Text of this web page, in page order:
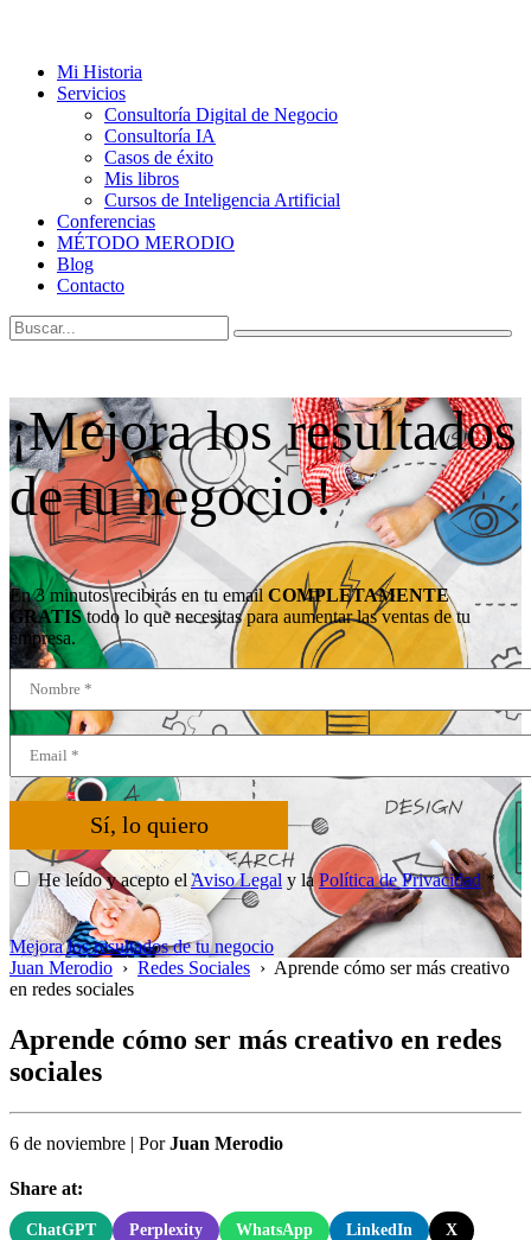
Mi Historia
Servicios
Consultoría Digital de Negocio
Consultoría IA
Casos de éxito
Mis libros
Cursos de Inteligencia Artificial
Conferencias
MÉTODO MERODIO
Blog
Contacto
¡Mejora los resultados
de tu negocio!
En 3 minutos recibirás en tu emailCOMPLETAMENTE
GRATIStodo lo que necesitas para aumentar las ventas de tu
empresa.
Sí, lo quiero
He leído y acepto elAviso Legal y laPolítica de Privacidad *
Mejora los resultados de tu negocio
Juan Merodio › Redes Sociales › Aprende cómo ser más creativo
en redes sociales
Aprende cómo ser más creativo en redes
sociales
6 de noviembre | PorJuan Merodio
Share at:
ChatGPT Perplexity WhatsApp LinkedIn X